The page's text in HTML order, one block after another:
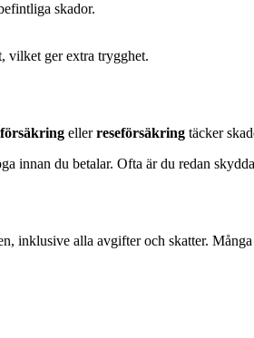
skador.
vilket ger extra trygghet.
ellerreseförsäkring täcker
innan du betalar. Ofta är du redan
inklusive alla avgifter och skatter.